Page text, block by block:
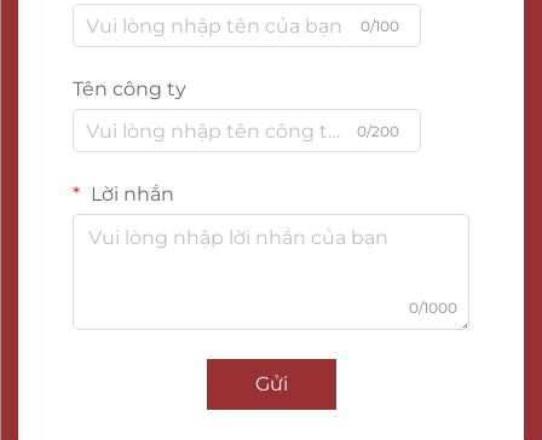
0/100
Tên công ty
0/200
Lời nhắn
0/1000
Gửi